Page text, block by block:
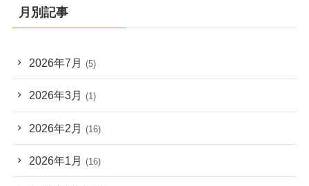
月別記事
2026年7月 (5)
2026年3月 (1)
2026年2月 (16)
2026年1月 (16)